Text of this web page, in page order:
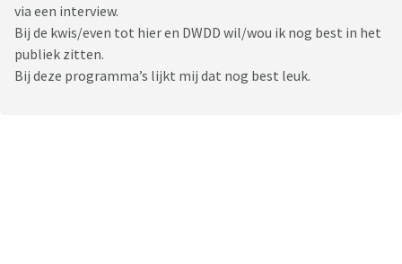
via een interview.
Bij de kwis/even tot hier en DWDD wil/wou ik nog best in het
publiek zitten.
Bij deze programma’s lijkt mij dat nog best leuk.